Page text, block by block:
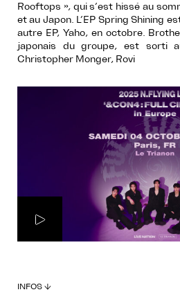
Rooftops », qui s’est hissé au
et au Japon. L’EP Spring Shining
autre EP, Yaho, en octobre.
japonais du groupe, est sorti
Christopher Monger, Rovi
INFOS ↓